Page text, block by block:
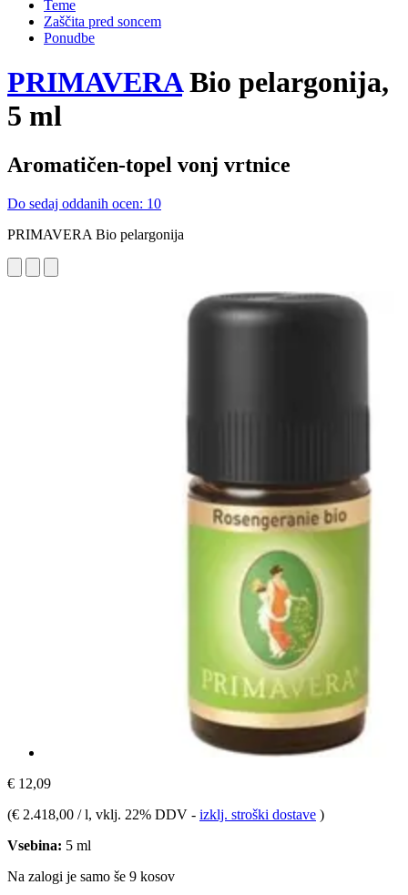
Teme
Zaščita pred soncem
Ponudbe
PRIMAVERABio pelargonija,
5 ml
Aromatičen-topel vonj vrtnice
Do sedaj oddanih ocen: 10
PRIMAVERA Bio pelargonija
€ 12,09
(€ 2.418,00 / l, vklj. 22% DDV - izklj. stroški dostave )
Vsebina: 5 ml
Na zalogi je samo še 9 kosov